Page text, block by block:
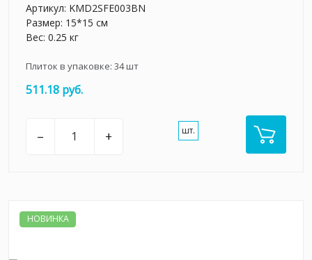
Артикул: KMD2SFE003BN
Размер: 15*15 см
Вес: 0.25 кг
Плиток в упаковке: 34шт
511.18 руб.
– + шт.
НОВИНКА